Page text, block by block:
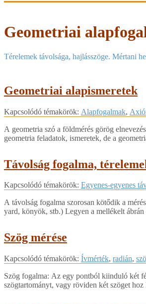
Geometriai
Térelemek távolsága, hajlásszöge. Mértani
Geometriai alapismeretek
2018-
06
Kapcsolódó témakörök: Alapfogalmak,
A geometria szó a földmérés görög
geometria feladatok, ismeretek, de a
Távolság fogalma,
2018-
06
Kapcsolódó témakörök: Egyenes-egyenes
A távolság fogalma szorosan kötődik a
yard, könyök, stb.) Legyen a mellékelt
Szög mérése
2018-
06
Kapcsolódó témakörök: Ívmérték, radián,
Szög fogalma: Az egy pontból kiinduló két
szögtartományt, vagy röviden két szöget